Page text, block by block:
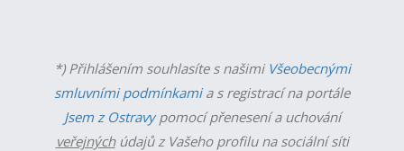
*) Přihlášením souhlasíte s našimi Všeobecnými
smluvními podmínkamia s registrací na portále
Jsem z Ostravypomocí přenesení a uchování
veřejnýchúdajů z Vašeho profilu na sociální síti